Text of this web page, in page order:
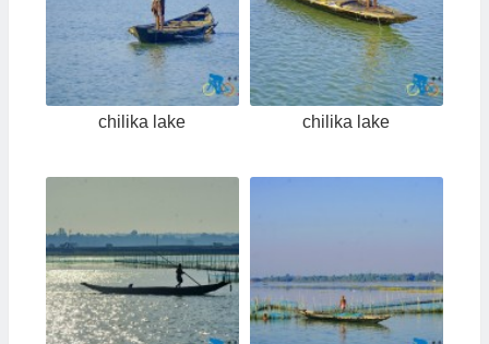
chilika lake chilika lake